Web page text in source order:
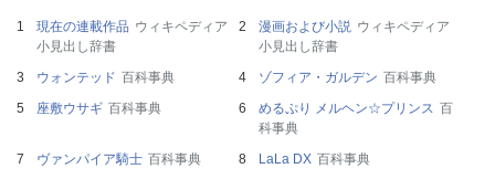
現在の連載作品 ウィキペディア
小見出し辞書
漫画および小説 ウィキペディア
小見出し辞書
ウォンテッド 百科事典 ゾフィア・ガルデン 百科事典
座敷ウサギ 百科事典 めるぷり メルヘン☆プリンス 百
科事典
ヴァンパイア騎士 百科事典 LaLa DX 百科事典